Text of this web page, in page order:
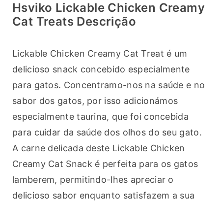
Hsviko Lickable Chicken Creamy
Cat Treats Descrição
Lickable Chicken Creamy Cat Treat é um
delicioso snack concebido especialmente
para gatos. Concentramo-nos na saúde e no
sabor dos gatos, por isso adicionámos
especialmente taurina, que foi concebida
para cuidar da saúde dos olhos do seu gato.
A carne delicada deste Lickable Chicken
Creamy Cat Snack é perfeita para os gatos
lamberem, permitindo-lhes apreciar o
delicioso sabor enquanto satisfazem a sua